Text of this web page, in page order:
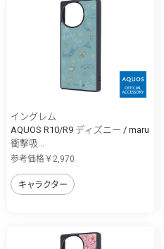
イングレム
AQUOS R10/R9 ディズニー / maru
衝撃吸...
参考価格￥2,970
キャラクター